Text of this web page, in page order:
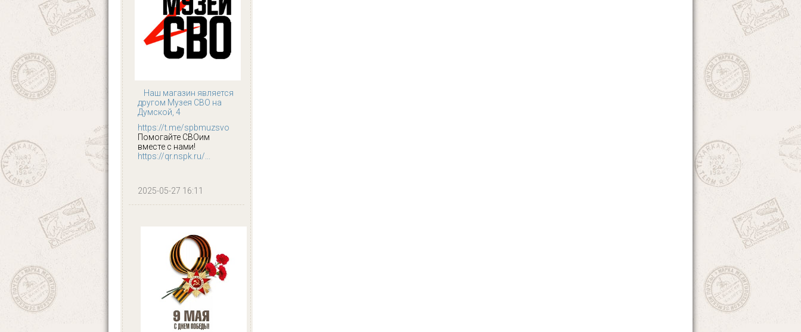
Наш магазин является
другом Музея СВО на
Думской, 4
https://t.me/spbmuzsvo
Помогайте СВОим
вместе с нами!
https://qr.nspk.ru/...
2025-05-27 16:11